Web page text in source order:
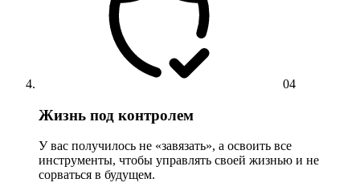
04
Жизнь под контролем
У вас получилось не «завязать», а освоить все
инструменты, чтобы управлять своей жизнью и не
сорваться в будущем.